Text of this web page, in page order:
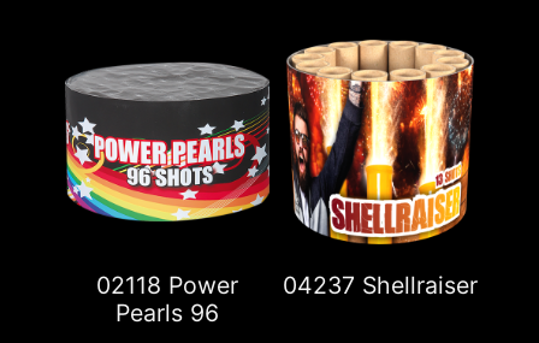
02118 Power
Pearls 96
04237 Shellraiser